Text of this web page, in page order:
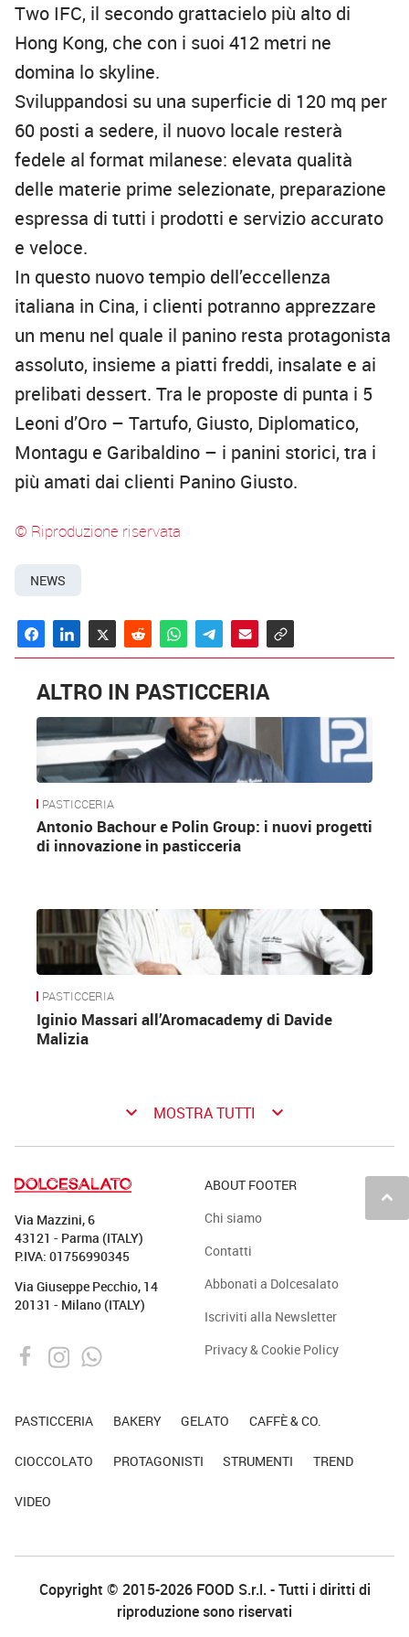
Two IFC, il secondo grattacielo più alto di
Hong Kong, che con i suoi 412 metri ne
domina lo skyline.
Sviluppandosi su una superficie di 120 mq per
60 posti a sedere, il nuovo locale resterà
fedele al format milanese: elevata qualità
delle materie prime selezionate, preparazione
espressa di tutti i prodotti e servizio accurato
e veloce.
In questo nuovo tempio dell’eccellenza
italiana in Cina, i clienti potranno apprezzare
un menu nel quale il panino resta protagonista
assoluto, insieme a piatti freddi, insalate e ai
prelibati dessert. Tra le proposte di punta i 5
Leoni d’Oro – Tartufo, Giusto, Diplomatico,
Montagu e Garibaldino – i panini storici, tra i
più amati dai clienti Panino Giusto.
© Riproduzione riservata
NEWS
ALTRO IN PASTICCERIA
PASTICCERIA
Antonio Bachour e Polin Group: i nuovi progetti
di innovazione in pasticceria
PASTICCERIA
Iginio Massari all’Aromacademy di Davide
Malizia
keyboard_arrow_down MOSTRA TUTTI keyboard_arrow_down
keyboard_arrow_up
Via Mazzini, 6
43121 - Parma (ITALY)
P.IVA: 01756990345
Via Giuseppe Pecchio, 14
20131 - Milano (ITALY)
ABOUT FOOTER
Chi siamo
Contatti
Abbonati a Dolcesalato
Iscriviti alla Newsletter
Privacy & Cookie Policy
PASTICCERIA BAKERY GELATO CAFFÈ & CO.
CIOCCOLATO PROTAGONISTI STRUMENTI TREND
VIDEO
Copyright © 2015-2026 FOOD S.r.l. - Tutti i diritti di
riproduzione sono riservati